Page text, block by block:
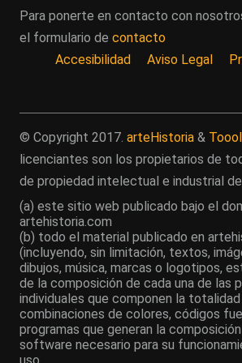
Para ponerte en contacto con
el formulario de contacto
Accesibilidad
Aviso Legal
© Copyright 2017. arteHistoria &
licenciantes son los propietarios de
de propiedad intelectual e industrial
(a) este sitio web publicado bajo el
artehistoria.com
(b) todo el material publicado en
(incluyendo, sin limitación, textos,
dibujos, música, marcas o logotipos,
de la composición de cada una de las
individuales que componen la
combinaciones de colores, códigos
programas que generan la
software necesario para su